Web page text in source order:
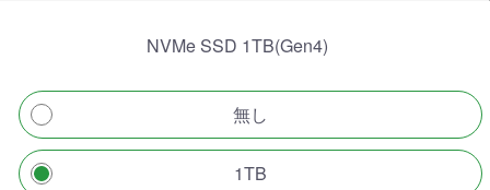
NVMe SSD 1TB(Gen4)
無し
1TB